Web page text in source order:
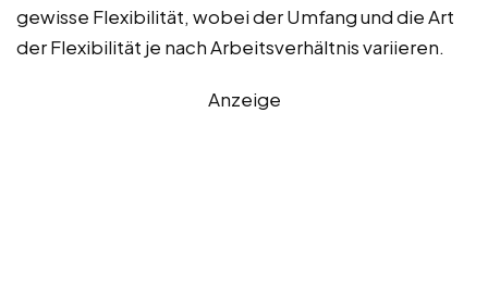
gewisse Flexibilität, wobei der Umfang und die Art
der Flexibilität je nach Arbeitsverhältnis variieren.
Anzeige